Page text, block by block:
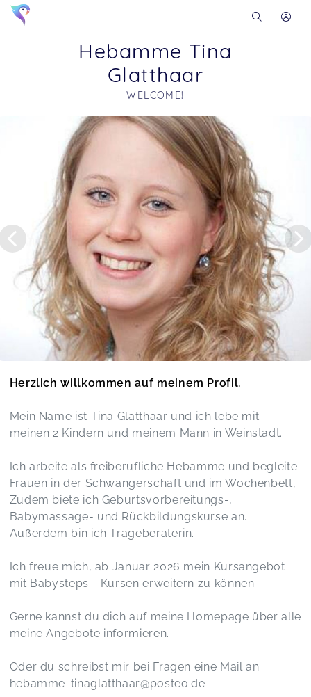
Hebamme Tina
Glatthaar
WELCOME!
Soon you will learn more about me here...
Herzlich willkommen auf meinem Profil.
Mein Name ist Tina Glatthaar und ich lebe mit
meinen 2 Kindern und meinem Mann in Weinstadt.
Ich arbeite als freiberufliche Hebamme und begleite
Frauen in der Schwangerschaft und im Wochenbett,
Zudem biete ich Geburtsvorbereitungs-,
Babymassage- und Rückbildungskurse an.
Außerdem bin ich Trageberaterin.
Ich freue mich, ab Januar 2026 mein Kursangebot
mit Babysteps - Kursen erweitern zu können.
Gerne kannst du dich auf meine Homepage über alle
meine Angebote informieren.
Oder du schreibst mir bei Fragen eine Mail an:
hebamme-tinaglatthaar@posteo.de